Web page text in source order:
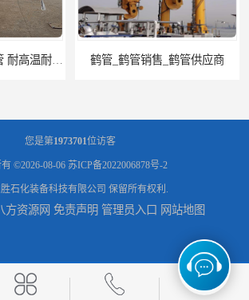
鹤管_鹤管销售_鹤管供应商
鹤管活动梯_鹤管活动梯销售_鹤管活动梯供应商 输油臂_输油臂批发_输油臂厂家
您是第1973701位访客
©2026-08-06 苏ICP备2022006878号-2
石化装备科技有限公司 保留所有权利.
方资源网 免责声明 管理员入口 网站地图